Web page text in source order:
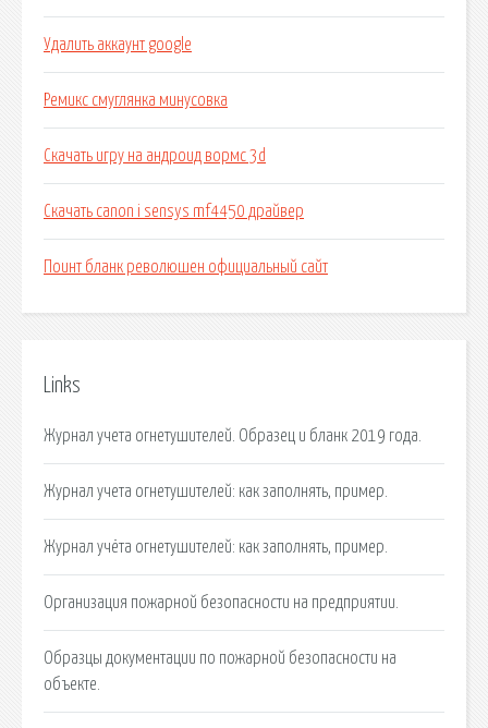
Удалить аккаунт google
Ремикс смуглянка минусовка
Скачать игру на андроид вормс 3d
Скачать canon i sensys mf4450 драйвер
Поинт бланк революшен официальный сайт
Links
Журнал учета огнетушителей. Образец и бланк 2019 года.
Журнал учета огнетушителей: как заполнять, пример.
Журнал учёта огнетушителей: как заполнять, пример.
Организация пожарной безопасности на предприятии.
Образцы документации по пожарной безопасности на
объекте.